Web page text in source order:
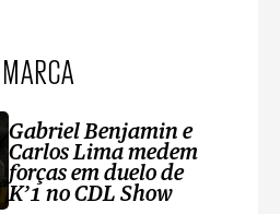
Gabriel Benjamin e
Carlos Lima medem
forças em duelo de
K’1 no CDL Show